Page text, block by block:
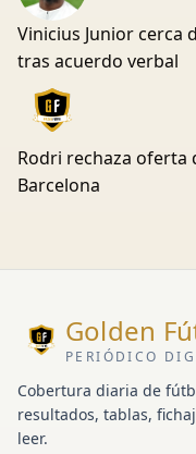
Vinicius Junior cerca
tras acuerdo verbal
Rodri rechaza oferta
Barcelona
Golden
PERIÓDICO
Cobertura diaria de
resultados, tablas,
leer.